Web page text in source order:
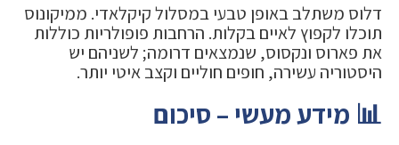
דלוס משתלב באופן טבעי במסלול קיקלאדי. ממיקונוס
תוכלו לקפוץ לאיים בקלות. הרחבות פופולריות כוללות
את פארוס ונקסוס, שנמצאים דרומה; לשניהם יש
היסטוריה עשירה, חופים חוליים וקצב איטי יותר.
📊 מידע מעשי – סיכום